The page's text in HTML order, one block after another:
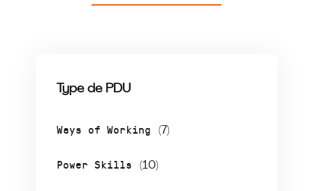
Type de PDU
Ways of Working (7)
Power Skills (10)